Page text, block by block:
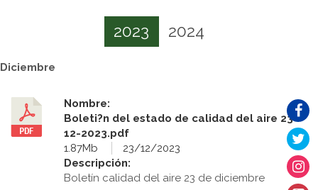
2023 2024
Diciembre
Nombre:
Boleti?n del estado de calidad del aire 23-
12-2023.pdf
1.87Mb
23/12/2023
Descripción:
Boletín calidad del aire 23 de diciembre